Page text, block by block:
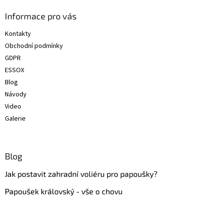
Informace pro vás
Kontakty
Obchodní podmínky
GDPR
ESSOX
Blog
Návody
Video
Galerie
Blog
Jak postavit zahradní voliéru pro papoušky?
Papoušek královský - vše o chovu